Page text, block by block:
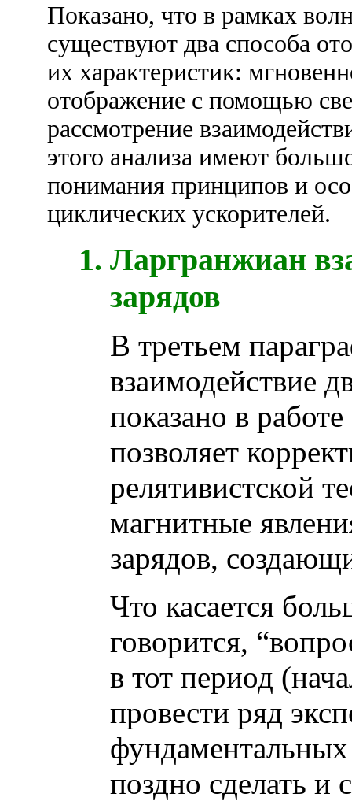
Показано, что в рамках
существуют два способа
их характеристик:
отображение с помощью
рассмотрение
этого анализа имеют
понимания принципов и
циклических ускорителей.
Ларгранжиан
зарядов
В третьем
взаимодействие
показано в
позволяет
релятивистской
магнитные
зарядов,
Что касается
говорится,
в тот период
провести ряд
поздно сделать и